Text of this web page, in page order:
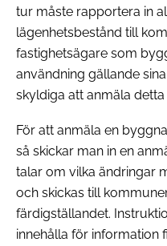
tur måste rapportera in
lägenhetsbestånd till
fastighetsägare som
användning gällande
skyldiga att anmäla
För att anmäla en
så skickar man in en
talar om vilka ändringar
och skickas till
färdigställandet.
innehålla för information